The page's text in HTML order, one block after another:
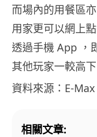
而場內的用餐區
用家更可以網上
透過手機 App ，
其他玩家一較高下
資料來源：E-Max
相關文章: